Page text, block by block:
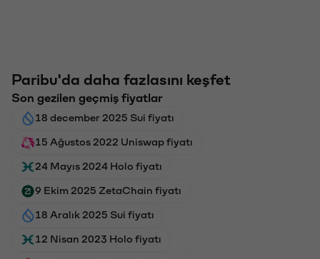
Paribu'da daha fazlasını keşfet
Son gezilen geçmiş fiyatlar
18 december 2025 Sui fiyatı
15 Ağustos 2022 Uniswap fiyatı
24 Mayıs 2024 Holo fiyatı
9 Ekim 2025 ZetaChain fiyatı
18 Aralık 2025 Sui fiyatı
12 Nisan 2023 Holo fiyatı